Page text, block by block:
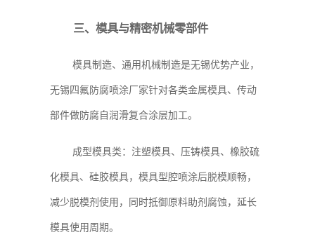
三、模具与精密机械零部件
模具制造、通用机械制造是无锡优势产业，
无锡四氟防腐喷涂厂家针对各类金属模具、传动
部件做防腐自润滑复合涂层加工。
成型模具类：注塑模具、压铸模具、橡胶硫
化模具、硅胶模具，模具型腔喷涂后脱模顺畅，
减少脱模剂使用，同时抵御原料助剂腐蚀，延长
模具使用周期。